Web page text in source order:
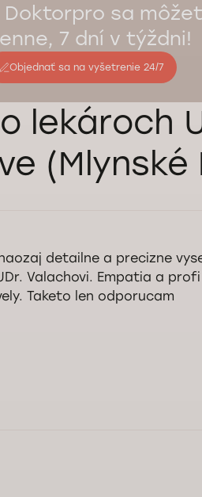
Doktorpro sa
7 dní v týždni!
Objednať sa na vyšetrenie 24/7
lekároch
(Mlynské
detailne a precizne
Valachovi. Empatia a
Taketo len odporucam